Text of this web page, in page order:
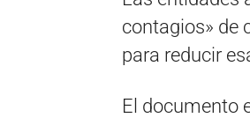
contagios» de
para reducir
El documento